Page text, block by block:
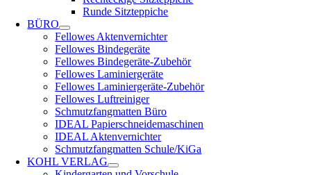
Runde Sitzteppiche
BÜRO
Fellowes Aktenvernichter
Fellowes Bindegeräte
Fellowes Bindegeräte-Zubehör
Fellowes Laminiergeräte
Fellowes Laminiergeräte-Zubehör
Fellowes Luftreiniger
Schmutzfangmatten Büro
IDEAL Papierschneidemaschinen
IDEAL Aktenvernichter
Schmutzfangmatten Schule/KiGa
KOHL VERLAG